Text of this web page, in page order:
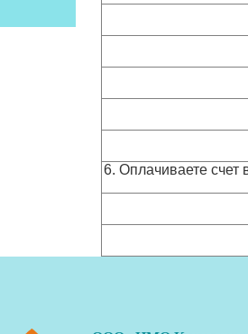
6. Оплачиваете счет